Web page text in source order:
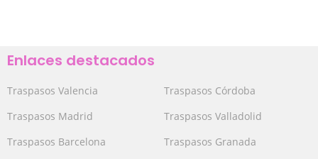
Enlaces destacados
Traspasos Valencia
Traspasos Madrid
Traspasos Barcelona
Traspasos Córdoba
Traspasos Valladolid
Traspasos Granada